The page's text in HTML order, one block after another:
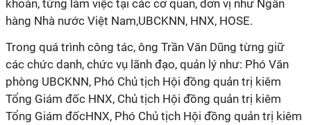
khoán, từng làm việc tại các cơ quan, đơn vị như Ngân
hàng Nhà nước Việt Nam,UBCKNN, HNX, HOSE.
Trong quá trình công tác, ông Trần Văn Dũng từng giữ
các chức danh, chức vụ lãnh đạo, quản lý như: Phó Văn
phòng UBCKNN, Phó Chủ tịch Hội đồng quản trị kiêm
Tổng Giám đốc HNX, Chủ tịch Hội đồng quản trị kiêm
Tổng Giám đốcHNX, Phó Chủ tịch Hội đồng quản trị kiêm